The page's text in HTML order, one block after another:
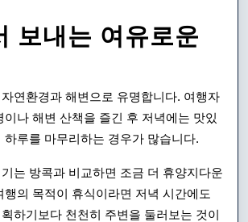
보내는 여유로운
연환경과 해변으로 유명합니다. 여행자
이나 해변 산책을 즐긴 후 저녁에는 맛있
하루를 마무리하는 경우가 많습니다.
는 방콕과 비교하면 조금 더 휴양지다운
행의 목적이 휴식이라면 저녁 시간에도
하기보다 천천히 주변을 둘러보는 것이